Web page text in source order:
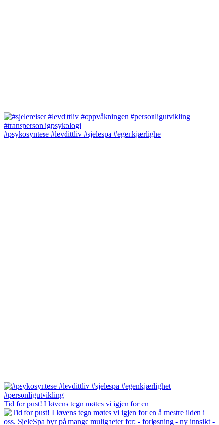
#psykosyntese #levdittliv #sjelespa #egenkjærlighe
Tid for pust! I løvens tegn møtes vi igjen for en